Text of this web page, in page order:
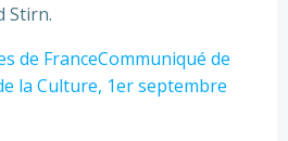
Stirn.
de FranceCommuniqué de
la Culture, 1er septembre